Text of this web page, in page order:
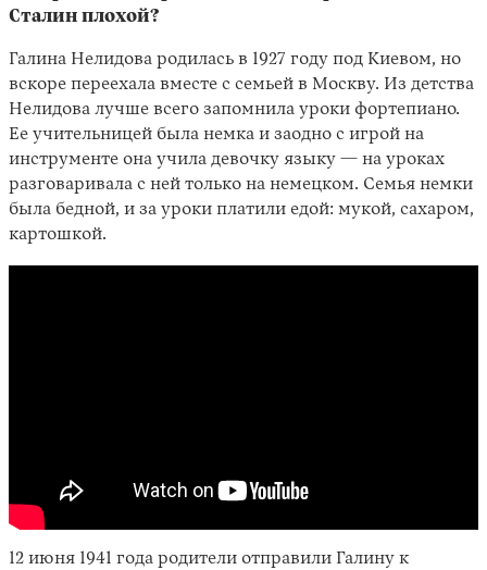
Сталин плохой?
Галина Нелидова родилась в 1927 году под Киевом, но
вскоре переехала вместе с семьей в Москву. Из детства
Нелидова лучше всего запомнила уроки фортепиано.
Ее учительницей была немка и заодно с игрой на
инструменте она учила девочку языку — на уроках
разговаривала с ней только на немецком. Семья немки
была бедной, и за уроки платили едой: мукой, сахаром,
картошкой.
12 июня 1941 года родители отправили Галину к